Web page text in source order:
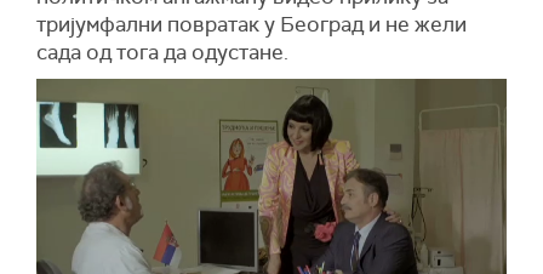
тријумфални повратак у Београд и не жели
сада од тога да одустане.